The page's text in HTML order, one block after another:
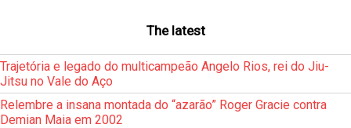
The latest
Trajetória e legado do multicampeão Angelo Rios, rei do Jiu-
Jitsu no Vale do Aço
Relembre a insana montada do “azarão” Roger Gracie contra
Demian Maia em 2002